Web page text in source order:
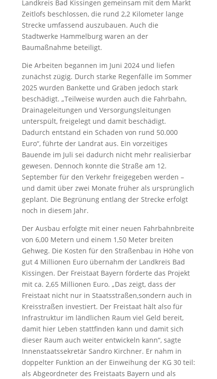
Landkreis Bad Kissingen gemeinsam mit dem Markt
Zeitlofs beschlossen, die rund 2,2 Kilometer lange
Strecke umfassend auszubauen. Auch die
Stadtwerke Hammelburg waren an der
Baumaßnahme beteiligt.
Die Arbeiten begannen im Juni 2024 und liefen
zunächst zügig. Durch starke Regenfälle im Sommer
2025 wurden Bankette und Gräben jedoch stark
beschädigt. „Teilweise wurden auch die Fahrbahn,
Drainageleitungen und Versorgungsleitungen
unterspült, freigelegt und damit beschädigt.
Dadurch entstand ein Schaden von rund 50.000
Euro“, führte der Landrat aus. Ein vorzeitiges
Bauende im Juli sei dadurch nicht mehr realisierbar
gewesen. Dennoch konnte die Straße am 12.
September für den Verkehr freigegeben werden –
und damit über zwei Monate früher als ursprünglich
geplant. Die Begrünung entlang der Strecke erfolgt
noch in diesem Jahr.
Der Ausbau erfolgte mit einer neuen Fahrbahnbreite
von 6,00 Metern und einem 1,50 Meter breiten
Gehweg. Die Kosten für den Straßenbau in Höhe von
gut 4 Millionen Euro übernahm der Landkreis Bad
Kissingen. Der Freistaat Bayern förderte das Projekt
mit ca. 2,65 Millionen Euro. „Das zeigt, dass der
Freistaat nicht nur in Staatsstraßen,sondern auch in
Kreisstraßen investiert. Der Freistaat hält also für
Infrastruktur im ländlichen Raum viel Geld bereit,
damit hier Leben stattfinden kann und damit sich
dieser Raum auch weiter entwickeln kann“, sagte
Innenstaatssekretär Sandro Kirchner. Er nahm in
doppelter Funktion an der Einweihung der KG 30 teil:
als Abgeordneter des Freistaats Bayern und als